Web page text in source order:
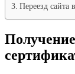
Переезд сайта